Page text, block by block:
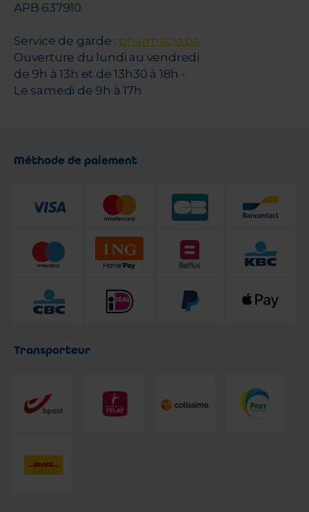
APB 637910
Service de garde : pharmacie.be
Ouverture du lundi au vendredi
de 9h à 13h et de 13h30 à 18h -
Le samedi de 9h à 17h
Méthode de paiement
Transporteur